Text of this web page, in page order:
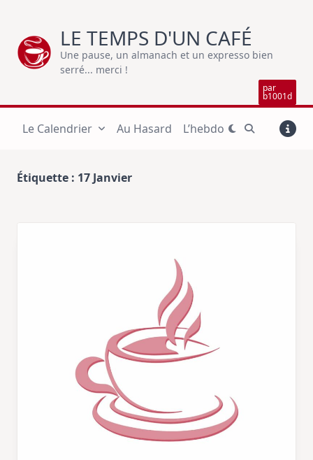
content
LE TEMPS D'UN CAFÉ
Une pause, un almanach et un expresso bien
serré... merci !
par
b1001d
Le Calendrier Au Hasard L’hebdo
Étiquette : 17 Janvier